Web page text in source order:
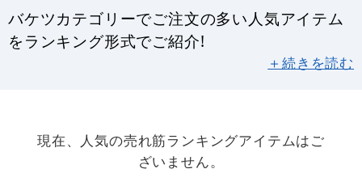
バケツカテゴリーでご注文の多い人気アイテム
をランキング形式でご紹介!
＋続きを読む
現在、人気の売れ筋ランキングアイテムはご
ざいません。